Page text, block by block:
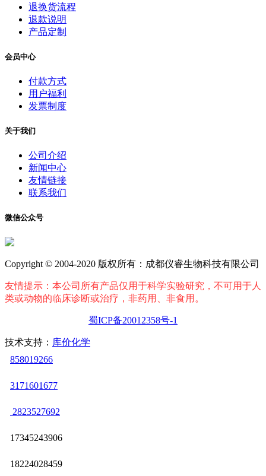
退换货流程
退款说明
产品定制
会员中心
付款方式
用户福利
发票制度
关于我们
公司介绍
新闻中心
友情链接
联系我们
微信公众号
Copyright © 2004-2020 版权所有：成都仪睿生物科技有限公司
友情提示：本公司所有产品仅用于科学实验研究，不可用于人
类或动物的临床诊断或治疗，非药用、非食用。
蜀ICP备20012358号-1
技术支持： 库价化学
858019266
3171601677
2823527692
17345243906
18224028459